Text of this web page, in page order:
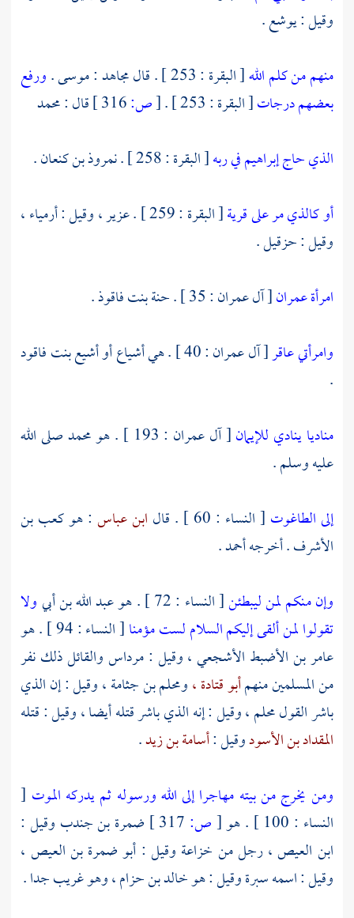
وقيل :يوشع.
منهم من كلم الله[ البقرة : 253 ] . قال مجاهد:موسى.ورفع
بعضهم درجات[ البقرة : 253 ] . [ص: قال :محمد
الذي حاج إبراهيم في ربه[ البقرة : 258 ] . نمروذ بن كنعان.
أو كالذي مر على قرية[ البقرة : 259 ] . عزير ،وقيل :أرمياء ،
وقيل :حزقيل.
امرأة عمران[ آل عمران : 35 ] . حنة بنت فاقوذ.
وامرأتي عاقر[ آل عمران : 40 ] . هي أشياعأوأشيع بنت فاقود
.
مناديا ينادي للإيمان[ آل عمران : 193 ] . هو محمدصلى الله
عليه وسلم .
إلى الطاغوت [ النساء : 60 ] . قال ابن عباس : هوكعب بن
الأشرف. أخرجهأحمد.
وإن منكم لمن ليبطئن[ النساء : 72 ] . هو عبد الله بن أبيولا
تقولوا لمن ألقى إليكم السلام لست مؤمنا[ النساء : 94 ] . هو
عامر بن الأضبط الأشجعي ،وقيل :مرداسوالقائل ذلك نفر
من المسلمين منهمأبو قتادة ،ومحلم بن جثامة ،وقيل : إن الذي
باشر القولمحلم، وقيل : إنه الذي باشر قتله أيضا ، وقيل : قتله
المقداد بن الأسودوقيل :أسامة بن زيد.
ومن يخرج من بيته مهاجرا إلى الله ورسوله ثم يدركه الموت [
النساء : 100 ] . هو
[ص: ضمرة بن جندب وقيل :
ابن العيص، رجل من خزاعة وقيل : أبو ضمرة بن العيص ،
وقيل : اسمهسبرةوقيل : هوخالد بن حزام ،وهو غريب جدا .